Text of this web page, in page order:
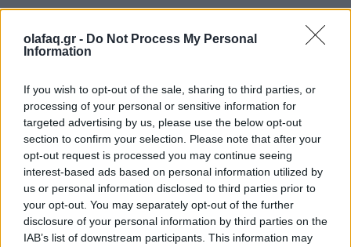
olafaq.gr - Do Not Process My Personal
Information
If you wish to opt-out of the sale, sharing to third parties, or
processing of your personal or sensitive information for
targeted advertising by us, please use the below opt-out
section to confirm your selection. Please note that after your
opt-out request is processed you may continue seeing
interest-based ads based on personal information utilized by
us or personal information disclosed to third parties prior to
your opt-out. You may separately opt-out of the further
disclosure of your personal information by third parties on the
IAB’s list of downstream participants. This information may
Hadid Architects,αμμόλοφοι,αρχιτεκτονική, έρημος
Πολιτισμός
Κέντρο πολιτισμού στη Χσιάν της Κίνας από τo γραφείο